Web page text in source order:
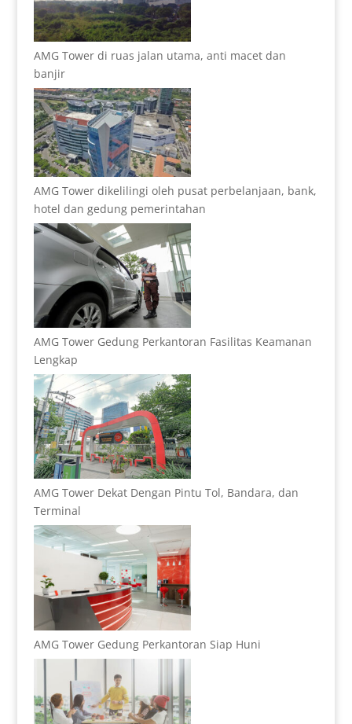
AMG Tower di ruas jalan utama, anti macet dan
banjir
AMG Tower dikelilingi oleh pusat perbelanjaan, bank,
hotel dan gedung pemerintahan
AMG Tower Gedung Perkantoran Fasilitas Keamanan
Lengkap
AMG Tower Dekat Dengan Pintu Tol, Bandara, dan
Terminal
AMG Tower Gedung Perkantoran Siap Huni